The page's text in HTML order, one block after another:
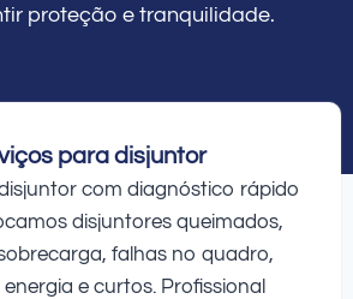
proteção e tranquilidade.
para disjuntor
com diagnóstico rápido
disjuntores queimados,
falhas no quadro,
e curtos. Profissional